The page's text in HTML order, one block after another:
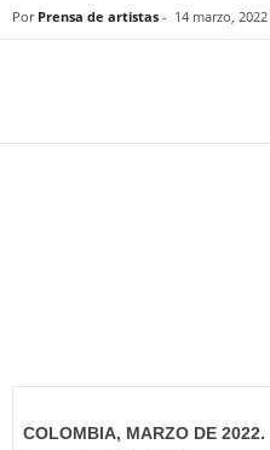
Por Prensa de artistas - 14 marzo, 2022
COLOMBIA, MARZO DE 2022.